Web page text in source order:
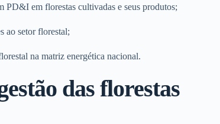
em florestas cultivadas e seus produtos;
ao setor florestal;
na matriz energética nacional.
das florestas